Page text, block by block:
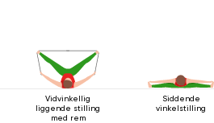
Vidvinkellig
liggende stilling
med rem
Siddende
vinkelstilling